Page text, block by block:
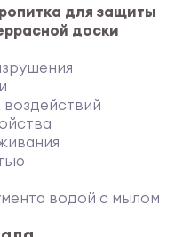
для защиты
доски
водой с мылом